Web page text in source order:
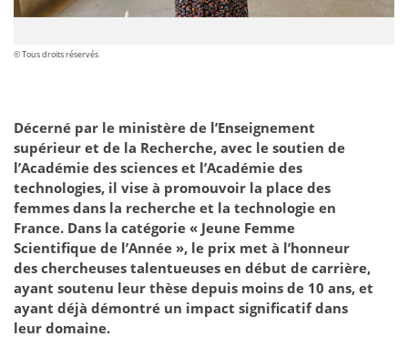
© Tous droits réservés
Décerné par le ministère de l’Enseignement
supérieur et de la Recherche, avec le soutien de
l’Académie des sciences et l’Académie des
technologies, il vise à promouvoir la place des
femmes dans la recherche et la technologie en
France. Dans la catégorie « Jeune Femme
Scientifique de l’Année », le prix met à l’honneur
des chercheuses talentueuses en début de carrière,
ayant soutenu leur thèse depuis moins de 10 ans, et
ayant déjà démontré un impact significatif dans
leur domaine.